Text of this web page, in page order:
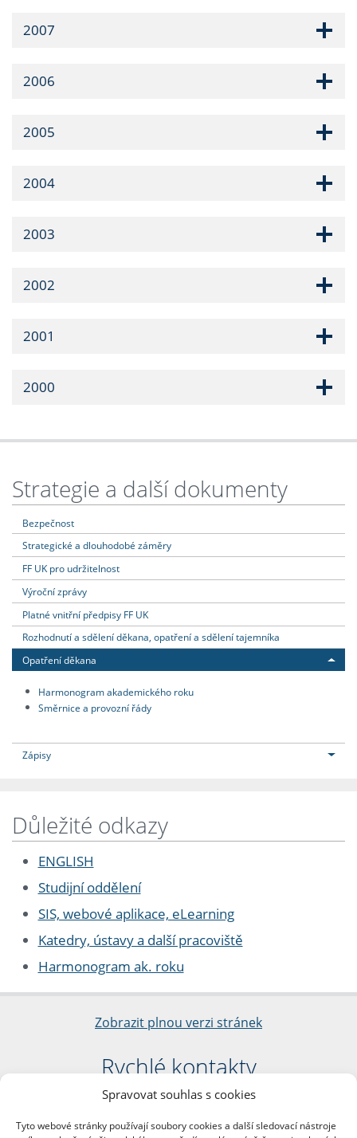
Spravovat souhlas s cookies
Tyto webové stránky používají soubory cookies a další sledovací nástroje
2007
2006
2005
2004
2003
2002
2001
2000
Strategie a další dokumenty
Bezpečnost
Strategické a dlouhodobé záměry
FF UK pro udržitelnost
Výroční zprávy
Platné vnitřní předpisy FF UK
Rozhodnutí a sdělení děkana, opatření a sdělení tajemníka
Opatření děkana
Harmonogram akademického roku
Směrnice a provozní řády
Zápisy
Důležité odkazy
ENGLISH
Studijní oddělení
SIS, webové aplikace, eLearning
Katedry, ústavy a další pracoviště
Harmonogram ak. roku
Zobrazit plnou verzi stránek
Rychlé kontakty
Filozofická fakulta
nám. Jana Palacha 1/2